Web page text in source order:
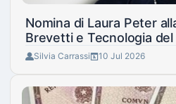
Nomina di Laura Peter
Brevetti e Tecnologia del
Silvia Carrassi 10 Jul 2026